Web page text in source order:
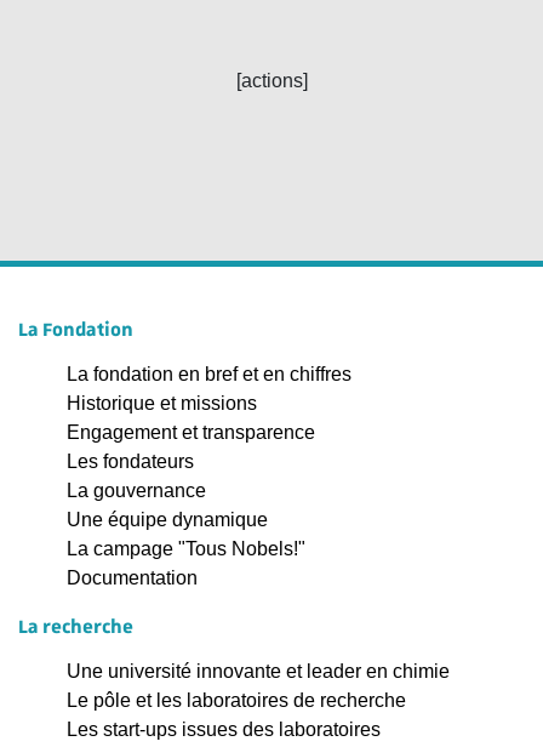
[actions]
La Fondation
La fondation en bref et en chiffres
Historique et missions
Engagement et transparence
Les fondateurs
La gouvernance
Une équipe dynamique
La campage "Tous Nobels!"
Documentation
La recherche
Une université innovante et leader en chimie
Le pôle et les laboratoires de recherche
Les start-ups issues des laboratoires